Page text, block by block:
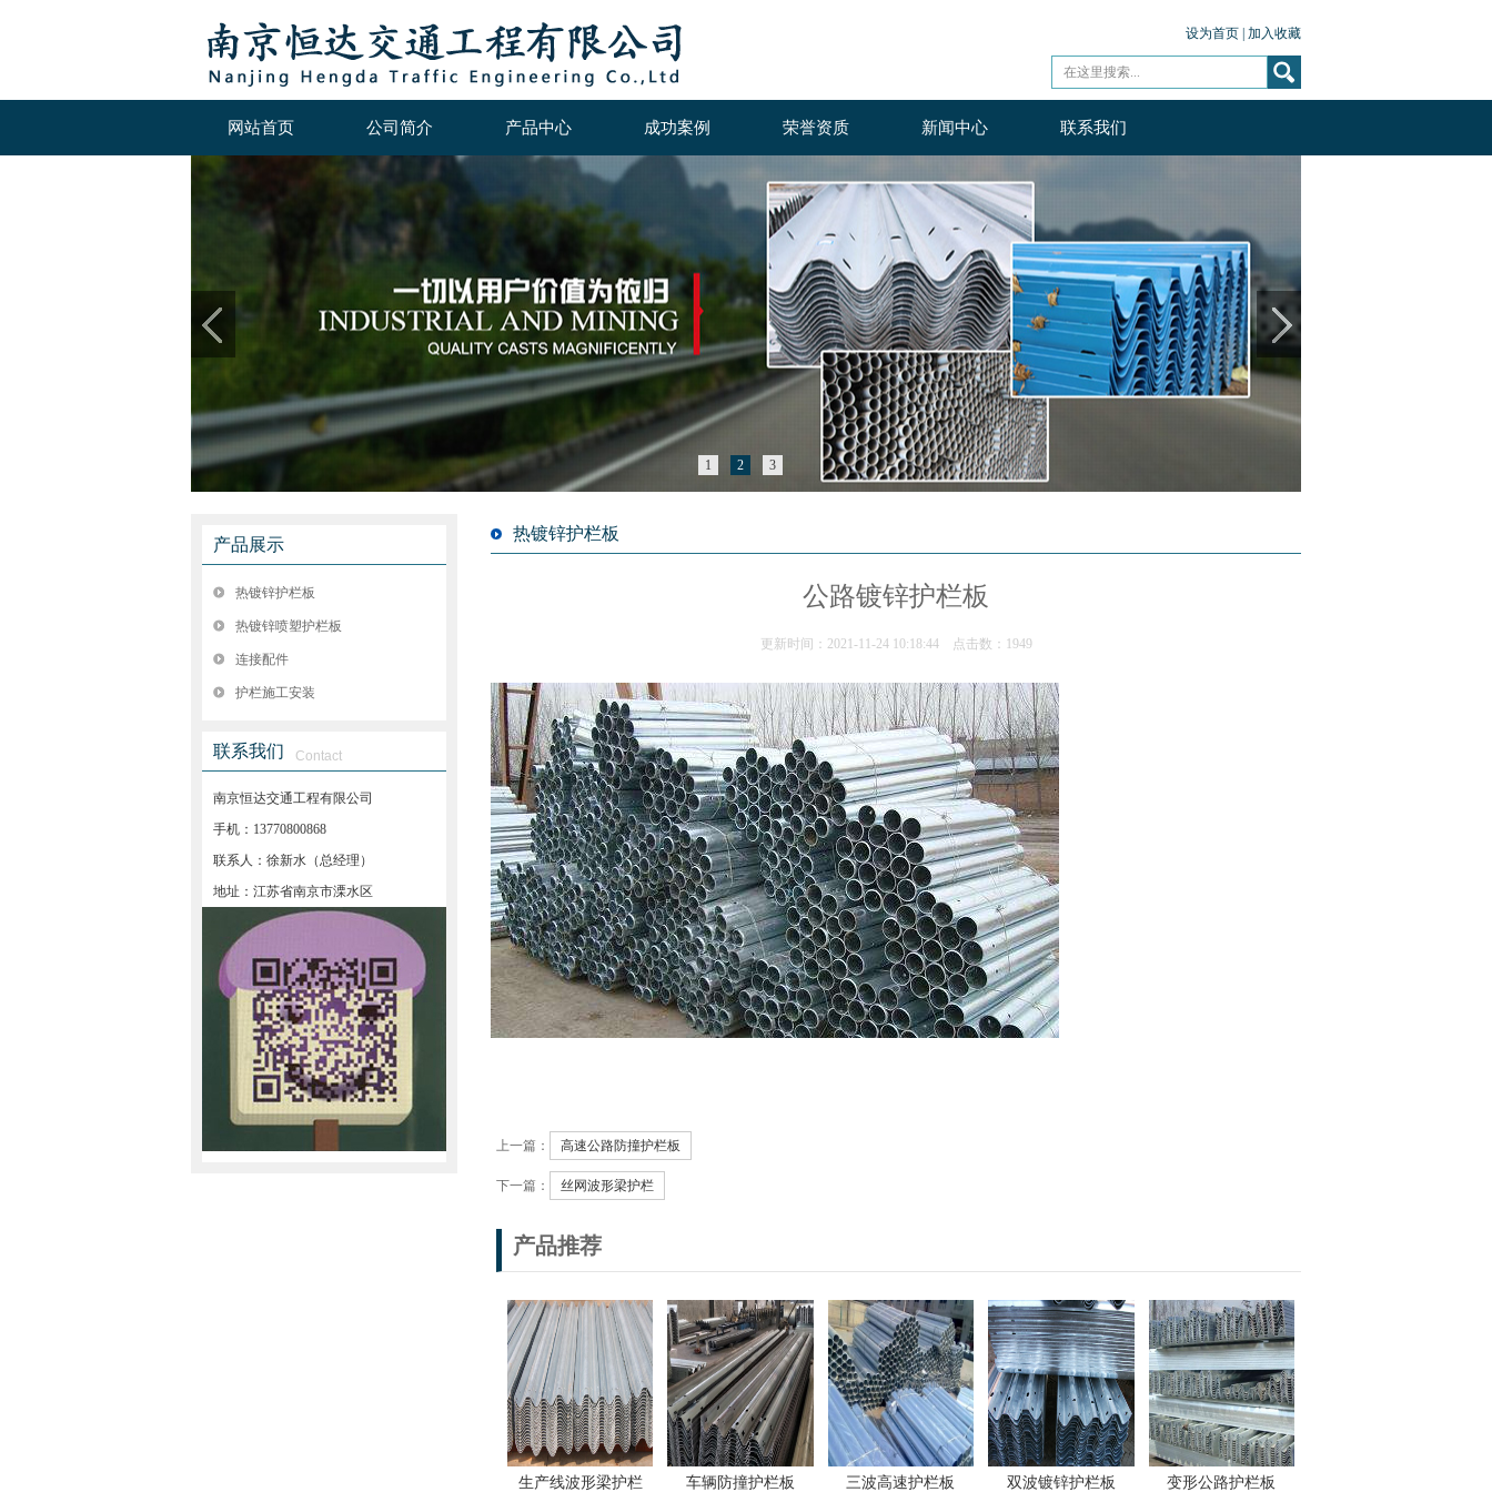
设为首页 加入收藏
网站首页 公司简介 产品中心 成功案例 荣誉资质 新闻中心 联系我们
1 2 3
产品展示
热镀锌护栏板
热镀锌喷塑护栏板
连接配件
护栏施工安装
联系我们 Contact
南京恒达交通工程有限公司
手机：13770800868
联系人：徐新水（总经理）
地址：江苏省南京市溧水区
热镀锌护栏板
公路镀锌护栏板
更新时间：2021-11-24 10:18:44 点击数：1949
上一篇： 高速公路防撞护栏板
下一篇： 丝网波形梁护栏
产品推荐
生产线波形梁护栏 车辆防撞护栏板 三波高速护栏板 双波镀锌护栏板 变形公路护栏板